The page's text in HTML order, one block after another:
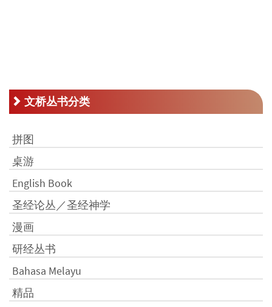
文桥丛书分类
拼图
桌游
English Book
圣经论丛／圣经神学
漫画
研经丛书
Bahasa Melayu
精品